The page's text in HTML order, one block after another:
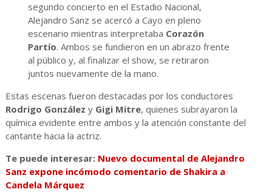
segundo concierto en el Estadio Nacional,
Alejandro Sanz se acercó a Cayo en pleno
escenario mientras interpretaba Corazón
Partío. Ambos se fundieron en un abrazo frente
al público y, al finalizar el show, se retiraron
juntos nuevamente de la mano.
Estas escenas fueron destacadas por los conductores
Rodrigo González y Gigi Mitre, quienes subrayaron la
química evidente entre ambos y la atención constante del
cantante hacia la actriz.
Te puede interesar: Nuevo documental de Alejandro
Sanz expone incómodo comentario de Shakira a
Candela Márquez